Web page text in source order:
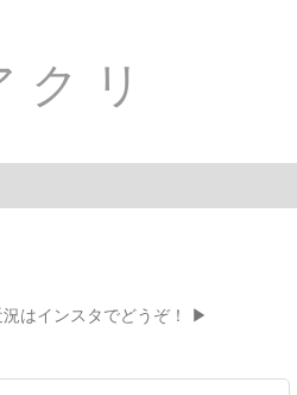
クリ
はインスタでどうぞ！ ▶